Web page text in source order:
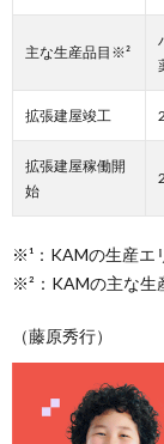
主な生産品目※²
拡張建屋竣工
拡張建屋稼働開
始
※¹：KAMの生産エ
※²：KAMの主な生
（藤原秀行）